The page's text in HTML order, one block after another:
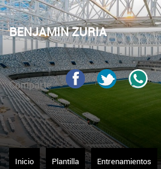
BENJAMIN ZURIA
Comparte
Inicio Plantilla Entrenamientos